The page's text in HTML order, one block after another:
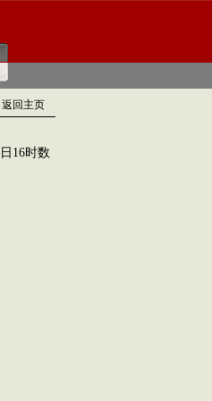
返回主页
16时数